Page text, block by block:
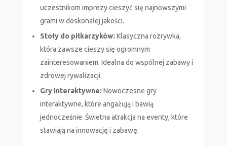
uczestnikom imprezy cieszyć się najnowszymi
grami w doskonałej jakości.
Stoły do piłkarzyków: Klasyczna rozrywka,
która zawsze cieszy się ogromnym
zainteresowaniem. Idealna do wspólnej zabawy i
zdrowej rywalizacji.
Gry interaktywne: Nowoczesne gry
interaktywne, które angażują i bawią
jednocześnie. Świetna atrakcja na eventy, które
stawiają na innowację i zabawę.